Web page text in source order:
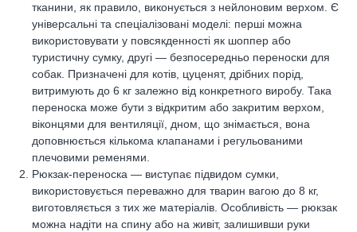
тканини, як правило, виконується з нейлоновим верхом. Є
універсальні та спеціалізовані моделі: перші можна
використовувати у повсякденності як шоппер або
туристичну сумку, другі — безпосередньо переноски для
собак. Призначені для котів, цуценят, дрібних порід,
витримують до 6 кг залежно від конкретного виробу. Така
переноска може бути з відкритим або закритим верхом,
віконцями для вентиляції, дном, що знімається, вона
доповнюється кількома клапанами і регульованими
плечовими ременями.
Рюкзак-переноска — виступає підвидом сумки,
використовується переважно для тварин вагою до 8 кг,
виготовляється з тих же матеріалів. Особливість — рюкзак
можна надіти на спину або на живіт, залишивши руки